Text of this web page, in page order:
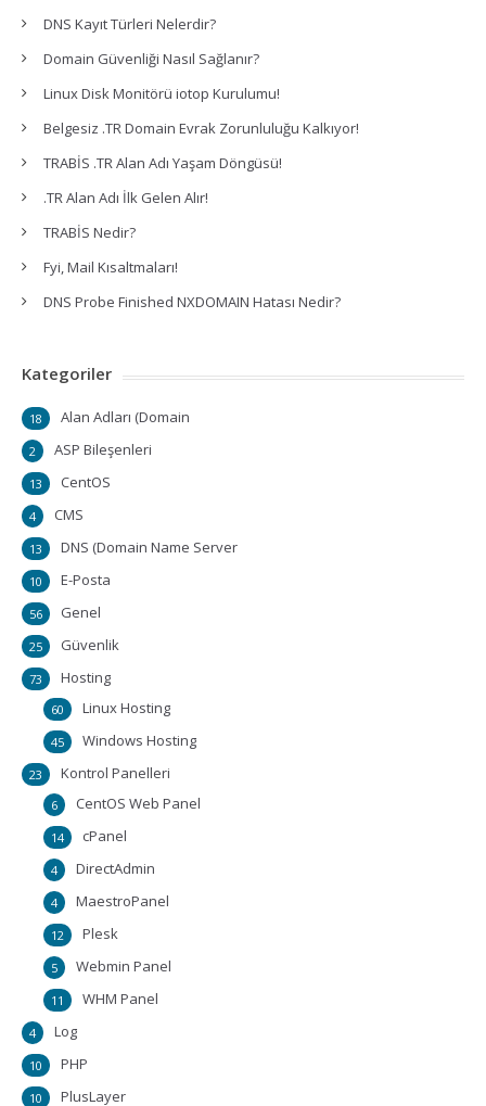
DNS Kayıt Türleri Nelerdir?
Domain Güvenliği Nasıl Sağlanır?
Linux Disk Monitörü iotop Kurulumu!
Belgesiz .TR Domain Evrak Zorunluluğu Kalkıyor!
TRABİS .TR Alan Adı Yaşam Döngüsü!
.TR Alan Adı İlk Gelen Alır!
TRABİS Nedir?
Fyi, Mail Kısaltmaları!
DNS Probe Finished NXDOMAIN Hatası Nedir?
Kategoriler
Alan Adları (Domain
18
ASP Bileşenleri
2
CentOS
13
CMS
4
DNS (Domain Name Server
13
E-Posta
10
Genel
56
Güvenlik
25
Hosting
73
Linux Hosting
60
Windows Hosting
45
Kontrol Panelleri
23
CentOS Web Panel
6
cPanel
14
DirectAdmin
4
MaestroPanel
4
Plesk
12
Webmin Panel
5
WHM Panel
11
Log
4
PHP
10
PlusLayer
10